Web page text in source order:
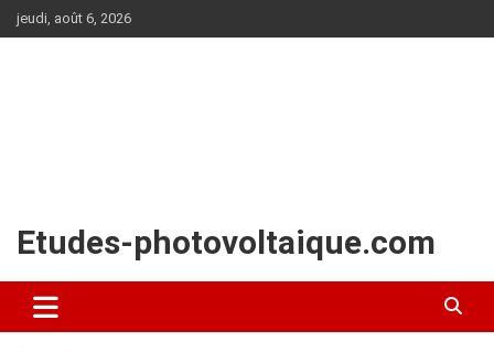
Aller
au
jeudi, août 6, 2026
Etudes-photovoltaique.com